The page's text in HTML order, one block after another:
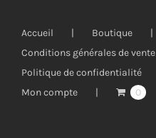
Accueil Boutique
Conditions générales de vente
Politique de confidentialité
Mon compte
0